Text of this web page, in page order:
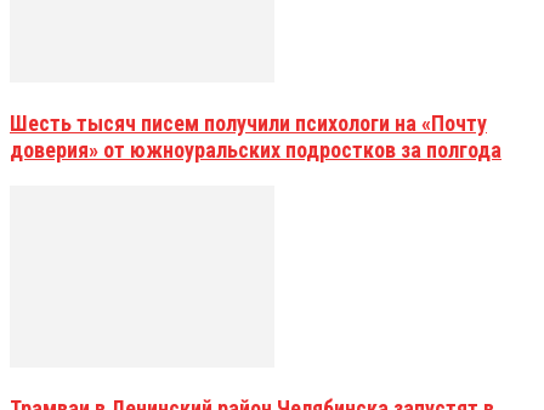
Шесть тысяч писем получили психологи на «Почту
доверия» от южноуральских подростков за полгода